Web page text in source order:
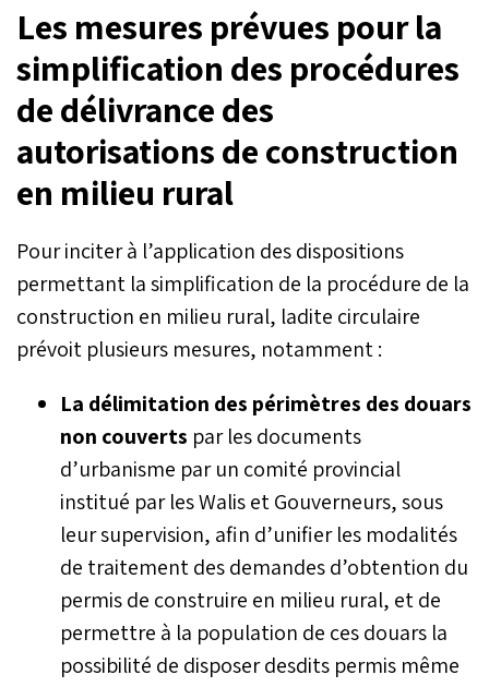
Les mesures prévues pour la
simplification des procédures
de délivrance des
autorisations de construction
en milieu rural
Pour inciter à l’application des dispositions
permettant la simplification de la procédure de la
construction en milieu rural, ladite circulaire
prévoit plusieurs mesures, notamment :
La délimitation des périmètres des douars
non couverts par les documents
d’urbanisme par un comité provincial
institué par les Walis et Gouverneurs, sous
leur supervision, afin d’unifier les modalités
de traitement des demandes d’obtention du
permis de construire en milieu rural, et de
permettre à la population de ces douars la
possibilité de disposer desdits permis même